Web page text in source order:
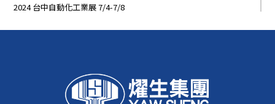
2024 台中自動化工業展 7/4-7/8